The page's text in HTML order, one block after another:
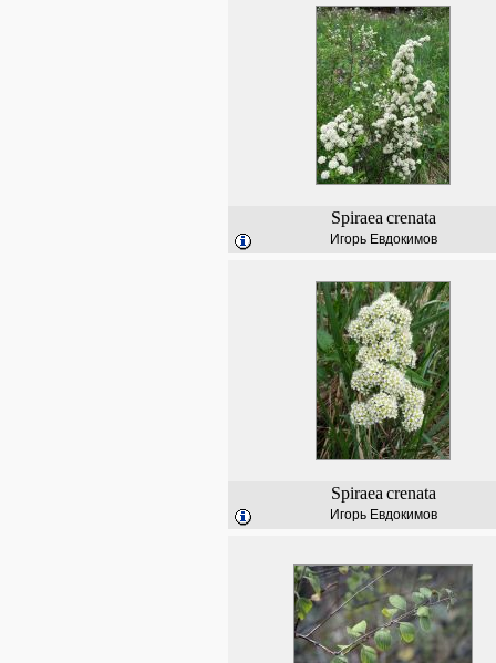
Spiraea crenata
Игорь Евдокимов
Spiraea crenata
Игорь Евдокимов